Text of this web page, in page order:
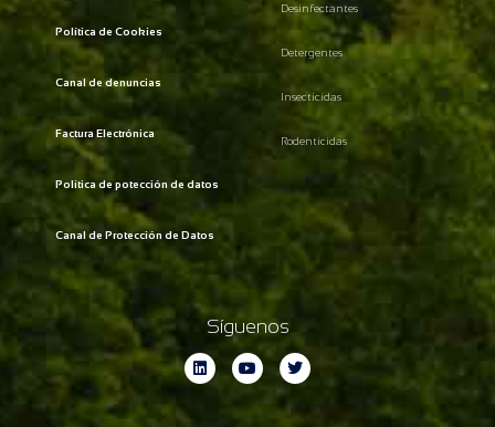
Política de Cookies
Canal de denuncias
Factura Electrónica
Política de potección de datos
Canal de Protección de Datos
Desinfectantes
Detergentes
Insecticidas
Rodenticidas
Síguenos